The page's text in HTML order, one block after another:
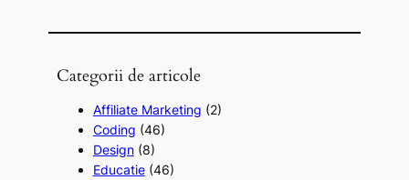
Categorii de articole
Affiliate Marketing (2)
Coding (46)
Design(8)
Educatie(46)